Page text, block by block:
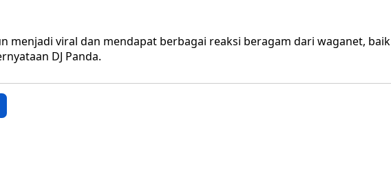
menjadi viral dan mendapat berbagai reaksi beragam dari waganet, baik
DJ Panda.